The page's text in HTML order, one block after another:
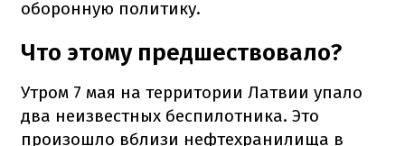
оборонную политику.
Что этому предшествовало?
Утром 7 мая на территории Латвии упало
два неизвестных беспилотника. Это
произошло вблизи нефтехранилища в